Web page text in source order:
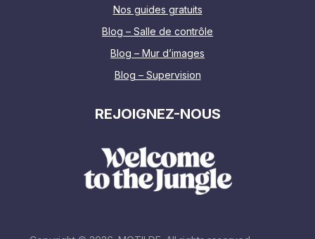
Nos guides gratuits
Blog – Salle de contrôle
Blog – Mur d’images
Blog – Supervision
REJOIGNEZ-NOUS